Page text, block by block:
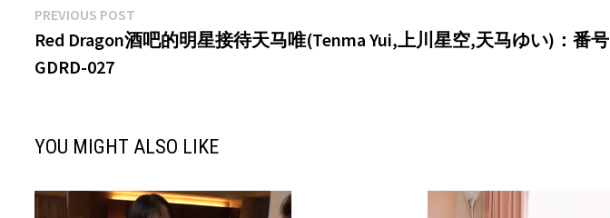
文
章
PREVIOUS POST
post:
Red Dragon酒吧的明星接待天马唯(Tenma Yui,上川星空,天马ゆい)：番号
GDRD-027
YOU MIGHT ALSO LIKE